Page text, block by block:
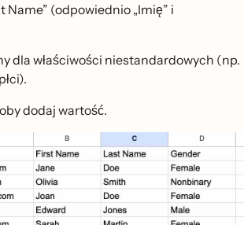
Name” (odpowiednio „Imię” i
dla właściwości niestandardowych (np.
dodaj wartość.